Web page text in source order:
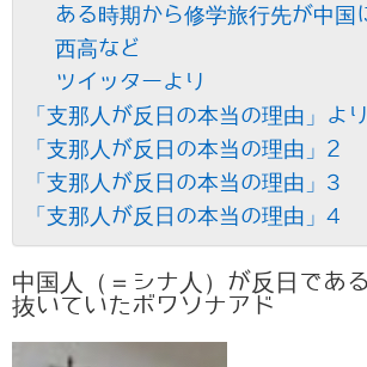
ある時期から修学旅行先が中国
西高など
ツイッターより
「支那人が反日の本当の理由」よ
「支那人が反日の本当の理由」2
「支那人が反日の本当の理由」3
「支那人が反日の本当の理由」4
中国人（＝シナ人）が反日であ
抜いていたボワソナアド